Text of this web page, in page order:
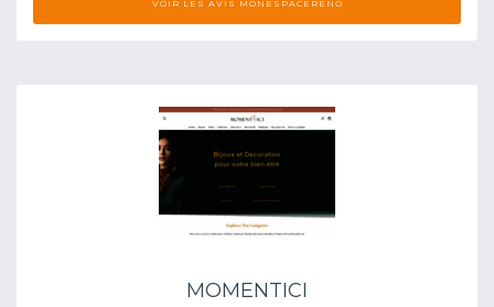
VOIR LES AVIS MONESPACERENO
MOMENTICI